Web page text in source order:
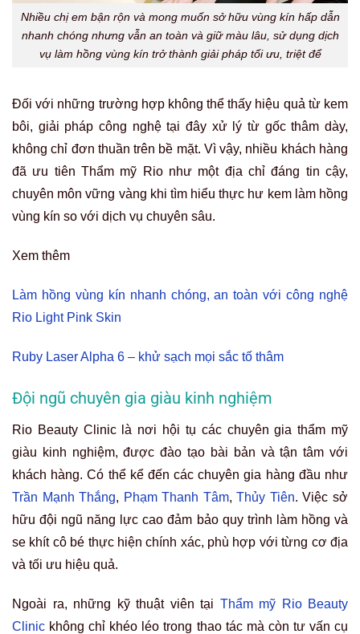
Nhiều chị em bận rộn và mong muốn sở hữu vùng kín hấp dẫn
nhanh chóng nhưng vẫn an toàn và giữ màu lâu, sử dụng dịch
vụ làm hồng vùng kín trở thành giải pháp tối ưu, triệt để
Đối với những trường hợp không thể thấy hiệu quả từ kem
bôi, giải pháp công nghệ tại đây xử lý từ gốc thâm dày,
không chỉ đơn thuần trên bề mặt. Vì vậy, nhiều khách hàng
đã ưu tiên Thẩm mỹ Rio như một địa chỉ đáng tin cậy,
chuyên môn vững vàng khi tìm hiểu thực hư kem làm hồng
vùng kín so với dịch vụ chuyên sâu.
Xem thêm
Làm hồng vùng kín nhanh chóng, an toàn với công nghệ
Rio Light Pink Skin
Ruby Laser Alpha 6 – khử sạch mọi sắc tố thâm
Đội ngũ chuyên gia giàu kinh nghiệm
Rio Beauty Clinic là nơi hội tụ các chuyên gia thẩm mỹ
giàu kinh nghiệm, được đào tạo bài bản và tận tâm với
khách hàng. Có thể kể đến các chuyên gia hàng đầu như
Trần Mạnh Thắng, Phạm Thanh Tâm,Thủy Tiên. Việc sở
hữu đội ngũ năng lực cao đảm bảo quy trình làm hồng và
se khít cô bé thực hiện chính xác, phù hợp với từng cơ địa
và tối ưu hiệu quả.
Ngoài ra, những kỹ thuật viên tại Thẩm mỹ Rio Beauty
Clinic không chỉ khéo léo trong thao tác mà còn tư vấn cụ